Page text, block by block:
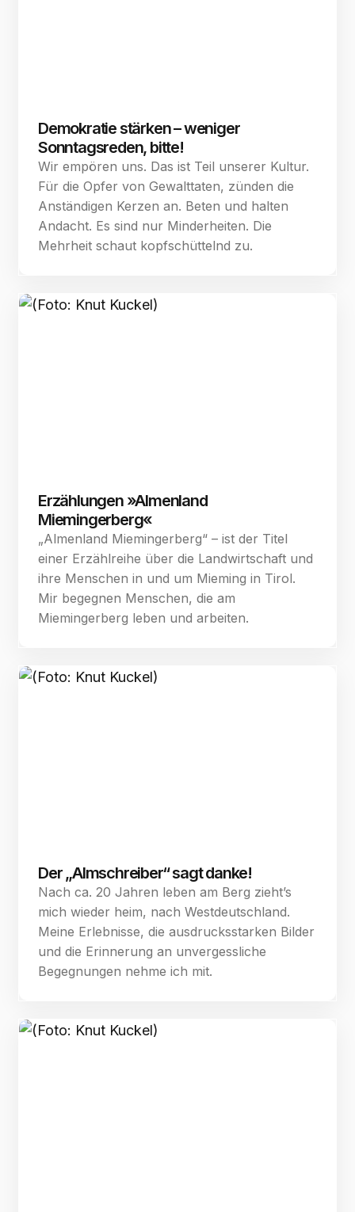
Demokratie stärken – weniger
Sonntagsreden, bitte!
Wir empören uns. Das ist Teil unserer Kultur.
Für die Opfer von Gewalttaten, zünden die
Anständigen Kerzen an. Beten und halten
Andacht. Es sind nur Minderheiten. Die
Mehrheit schaut kopfschüttelnd zu.
Erzählungen »Almenland
Miemingerberg«
„Almenland Miemingerberg“ – ist der Titel
einer Erzählreihe über die Landwirtschaft und
ihre Menschen in und um Mieming in Tirol.
Mir begegnen Menschen, die am
Miemingerberg leben und arbeiten.
Der „Almschreiber“ sagt danke!
Nach ca. 20 Jahren leben am Berg zieht’s
mich wieder heim, nach Westdeutschland.
Meine Erlebnisse, die ausdrucksstarken Bilder
und die Erinnerung an unvergessliche
Begegnungen nehme ich mit.